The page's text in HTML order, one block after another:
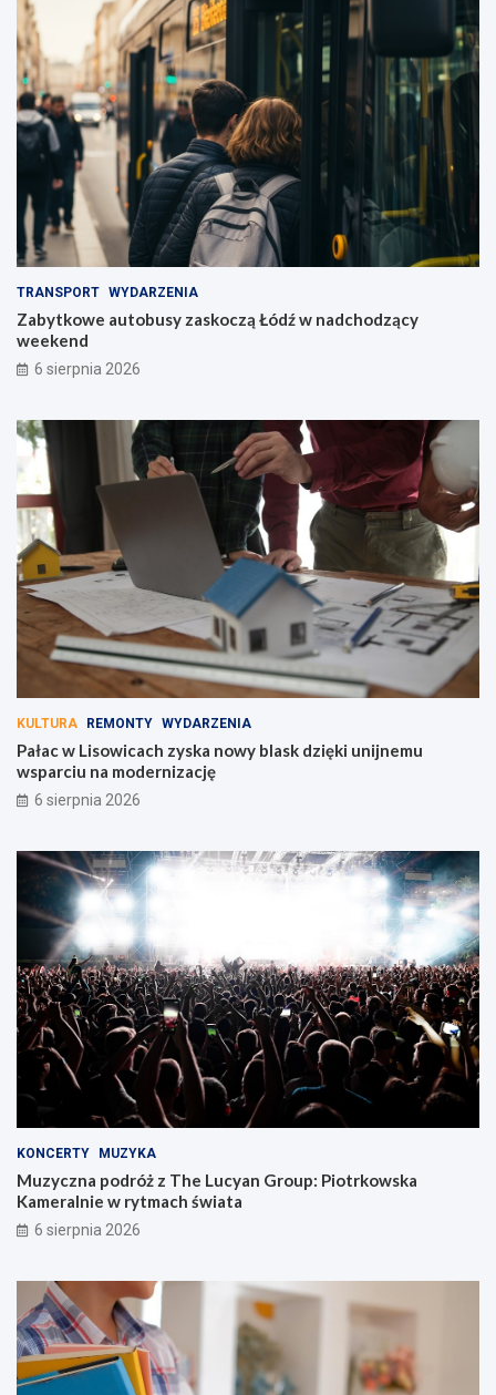
TRANSPORT WYDARZENIA
Zabytkowe autobusy zaskoczą Łódź w nadchodzący
weekend
6 sierpnia 2026
KULTURA REMONTY WYDARZENIA
Pałac w Lisowicach zyska nowy blask dzięki unijnemu
wsparciu na modernizację
6 sierpnia 2026
KONCERTY MUZYKA
Muzyczna podróż z The Lucyan Group: Piotrkowska
Kameralnie w rytmach świata
6 sierpnia 2026